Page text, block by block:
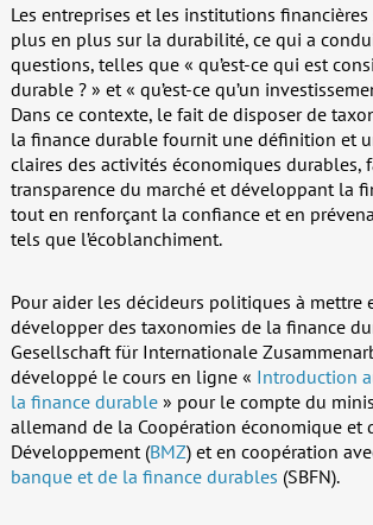
Les entreprises et les institutions
plus en plus sur la durabilité, ce qui a
questions, telles que « qu’est-ce qui est
durable ? » et « qu’est-ce qu’un
Dans ce contexte, le fait de disposer de
la finance durable fournit une définition et
claires des activités économiques durables,
transparence du marché et développant la
tout en renforçant la confiance et en
tels que l’écoblanchiment.
Pour aider les décideurs politiques à mettre
développer des taxonomies de la finance
Gesellschaft für Internationale
développé le cours en ligne « Introduction
la finance durable» pour le compte du
allemand de la Coopération économique et
Développement (BMZ) et en coopération
banque et de la finance durables (SBFN).